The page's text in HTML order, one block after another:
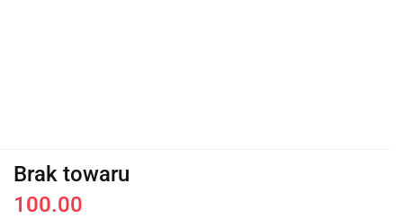
Brak towaru
100.00